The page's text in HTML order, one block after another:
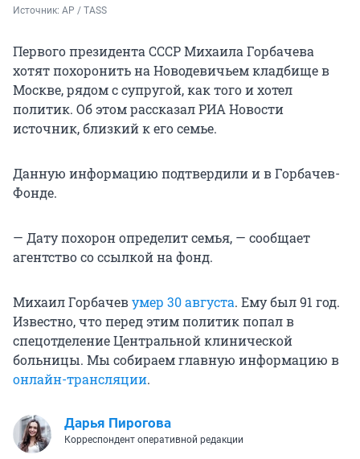
Источник: AP / TASS
Первого президента СССР Михаила Горбачева
хотят похоронить на Новодевичьем кладбище в
Москве, рядом с супругой, как того и хотел
политик. Об этом рассказал РИА Новости
источник, близкий к его семье.
Данную информацию подтвердили и в Горбачев-
Фонде.
— Дату похорон определит семья, — сообщает
агентство со ссылкой на фонд.
Михаил Горбачевумер 30 августа. Ему был 91 год.
Известно, что перед этим политик попал в
спецотделение Центральной клинической
больницы. Мы собираем главную информацию в
онлайн-трансляции.
Дарья Пирогова
Корреспондент оперативной редакции